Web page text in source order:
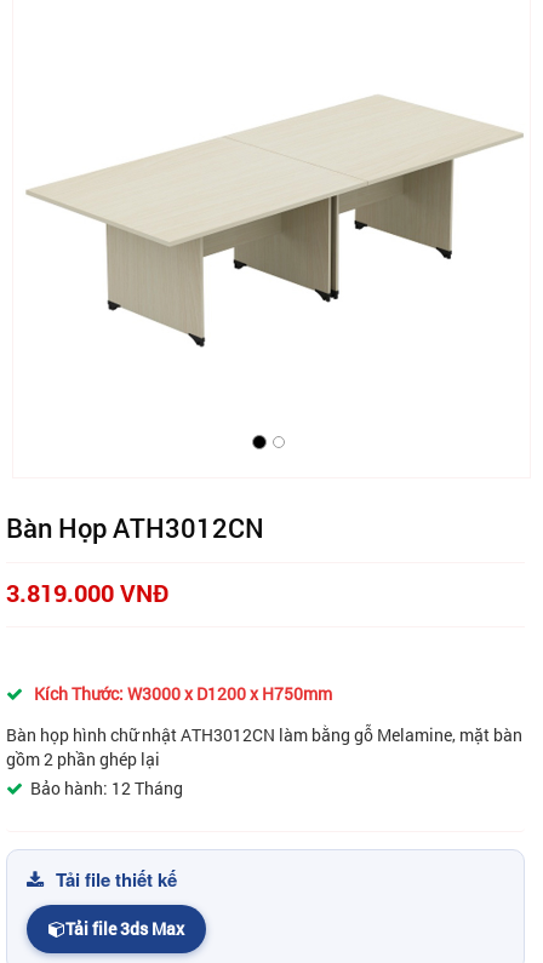
Bàn Họp ATH3012CN
3.819.000 VNĐ
Kích Thước: W3000 x D1200 x H750mm
Bàn họp hình chữ nhật ATH3012CN làm bằng gỗ Melamine, mặt bàn
gồm 2 phần ghép lại
Bảo hành: 12 Tháng
Tải file thiết kế
Tải file 3ds Max